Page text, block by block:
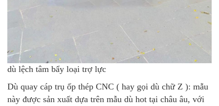
dù lệch tâm bẩy loại trợ lực
Dù quay cáp trụ ốp thép CNC ( hay gọi dù chữ Z ): mẫu
này được sản xuất dựa trên mẫu dù hot tại châu âu, với